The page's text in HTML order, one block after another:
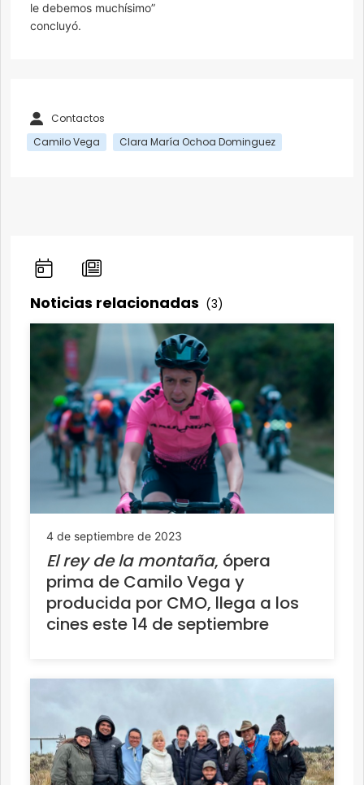
le debemos muchísimo”
concluyó.
Contactos
Camilo Vega
Clara María Ochoa Dominguez
Noticias relacionadas (3)
4 de septiembre de 2023
El rey de la montaña, ópera
prima de Camilo Vega y
producida por CMO, llega a los
cines este 14 de septiembre